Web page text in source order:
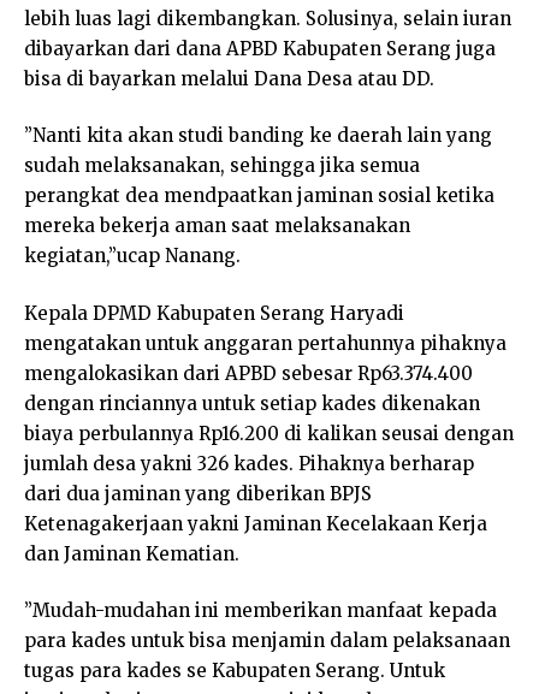
lebih luas lagi dikembangkan. Solusinya, selain iuran
dibayarkan dari dana APBD Kabupaten Serang juga
bisa di bayarkan melalui Dana Desa atau DD.
”Nanti kita akan studi banding ke daerah lain yang
sudah melaksanakan, sehingga jika semua
perangkat dea mendpaatkan jaminan sosial ketika
mereka bekerja aman saat melaksanakan
kegiatan,”ucap Nanang.
Kepala DPMD Kabupaten Serang Haryadi
mengatakan untuk anggaran pertahunnya pihaknya
mengalokasikan dari APBD sebesar Rp63.374.400
dengan rinciannya untuk setiap kades dikenakan
biaya perbulannya Rp16.200 di kalikan seusai dengan
jumlah desa yakni 326 kades. Pihaknya berharap
dari dua jaminan yang diberikan BPJS
Ketenagakerjaan yakni Jaminan Kecelakaan Kerja
dan Jaminan Kematian.
”Mudah-mudahan ini memberikan manfaat kepada
para kades untuk bisa menjamin dalam pelaksanaan
tugas para kades se Kabupaten Serang. Untuk